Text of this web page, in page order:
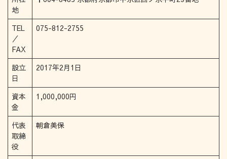
地
TEL
／
FAX
075-812-2755
設立
日
2017年2月1日
資本
金
1,000,000円
代表
取締
役
朝倉美保